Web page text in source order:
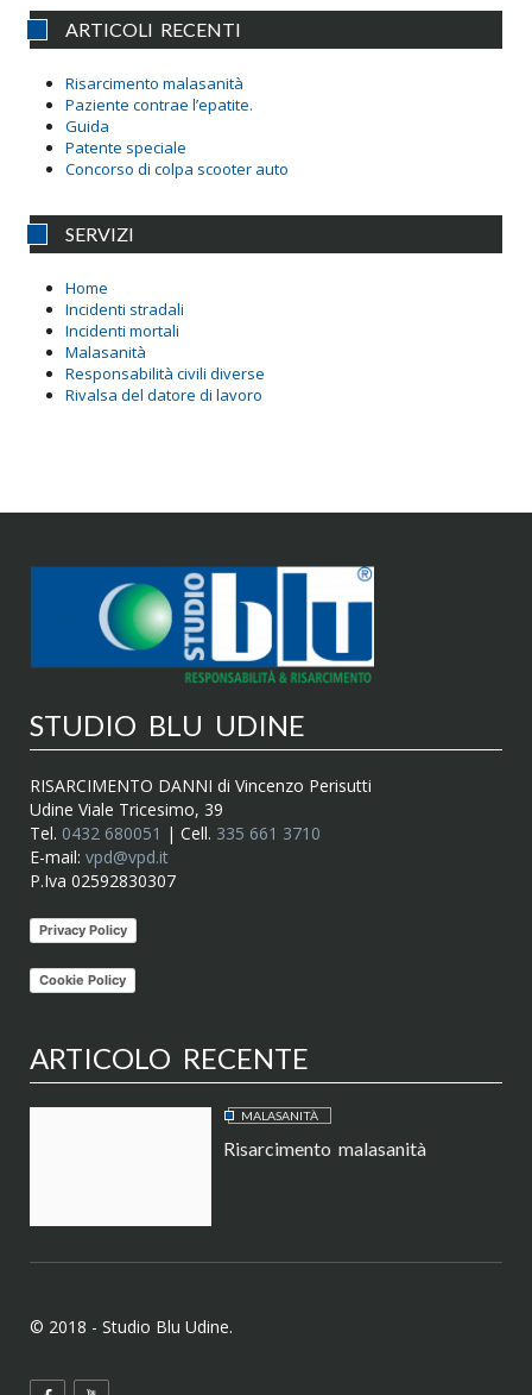
ARTICOLI RECENTI
Risarcimento malasanità
Paziente contrae l’epatite.
Guida
Patente speciale
Concorso di colpa scooter auto
SERVIZI
Home
Incidenti stradali
Incidenti mortali
Malasanità
Responsabilità civili diverse
Rivalsa del datore di lavoro
STUDIO BLU UDINE
RISARCIMENTO DANNI di Vincenzo Perisutti
Udine Viale Tricesimo, 39
Tel. 0432 680051 | Cell. 335 661 3710
E-mail: vpd@vpd.it
P.Iva 02592830307
Privacy Policy
Cookie Policy
ARTICOLO RECENTE
MALASANITÀ
Risarcimento malasanità
© 2018 - Studio Blu Udine.